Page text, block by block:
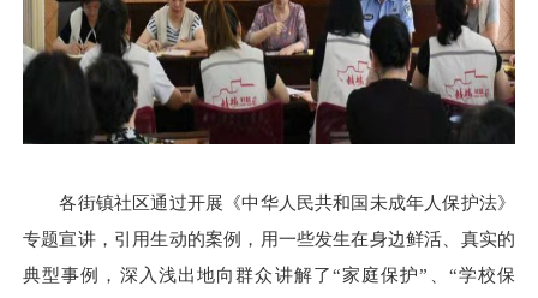
各街镇社区通过开展 《中华人民共和国未成年人保护法》
专题宣讲，引用生动的案例，用一些发生在身边鲜活、真实的
典型事例，深入浅出地向群众讲解了“家庭保护”、“学校保